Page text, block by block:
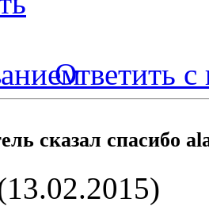
Ответить с
сказал cпасибо